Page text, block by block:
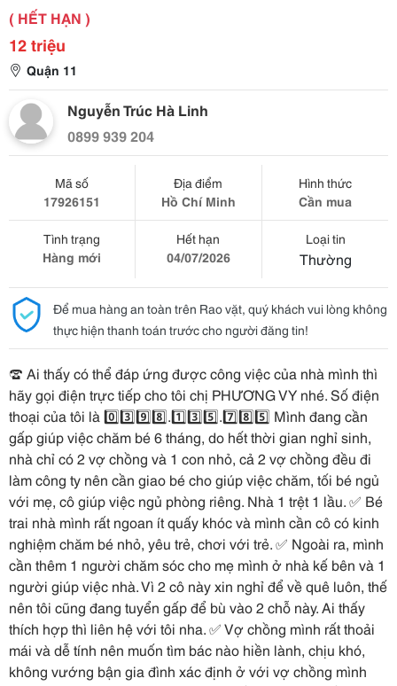
( HẾT HẠN )
12 triệu
Quận 11
Nguyễn Trúc Hà Linh
0899 939 204
Mã số
17926151
Địa điểm
Hồ Chí Minh
Hình thức
Cần mua
Tình trạng
Hàng mới
Hết hạn
04/07/2026
Loại tin
Thường
Để mua hàng an toàn trên Rao vặt, quý khách vui lòng không
thực hiện thanh toán trước cho người đăng tin!
☎️ Ai thấy có thể đáp ứng được công việc của nhà mình thì
hãy gọi điện trực tiếp cho tôi chị PHƯƠNG VY nhé. Số điện
thoại của tôi là 0️⃣3️⃣9️⃣8️⃣.1️⃣3️⃣5️⃣.7️⃣8️⃣5️⃣ Mình đang cần
gấp giúp việc chăm bé 6 tháng, do hết thời gian nghỉ sinh,
nhà chỉ có 2 vợ chồng và 1 con nhỏ, cả 2 vợ chồng đều đi
làm công ty nên cần giao bé cho giúp việc chăm, tối bé ngủ
với mẹ, cô giúp việc ngủ phòng riêng. Nhà 1 trệt 1 lầu. ✅ Bé
trai nhà mình rất ngoan ít quấy khóc và mình cần cô có kinh
nghiệm chăm bé nhỏ, yêu trẻ, chơi với trẻ. ✅ Ngoài ra, mình
cần thêm 1 người chăm sóc cho mẹ mình ở nhà kế bên và 1
người giúp việc nhà. Vì 2 cô này xin nghỉ để về quê luôn, thế
nên tôi cũng đang tuyển gấp để bù vào 2 chỗ này. Ai thấy
thích hợp thì liên hệ với tôi nha. ✅ Vợ chồng mình rất thoải
mái và dễ tính nên muốn tìm bác nào hiền lành, chịu khó,
không vướng bận gia đình xác định ở với vợ chồng mình